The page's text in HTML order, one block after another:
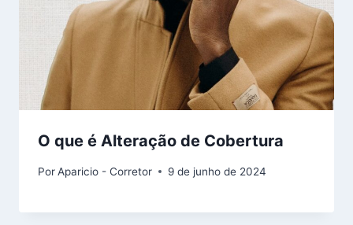
O que é Alteração de Cobertura
PorAparicio - Corretor 9 de junho de 2024